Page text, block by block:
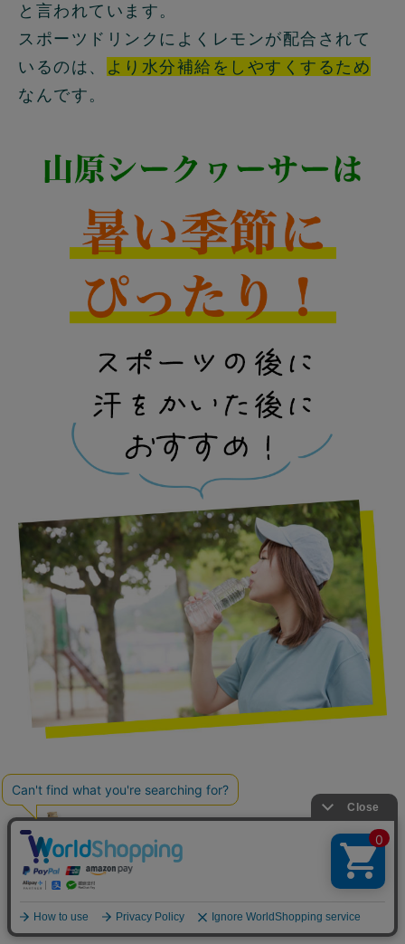
と言われています。
スポーツドリンクによくレモンが配合されて
いるのは、
より水分補給をしやすくするため
なんです。